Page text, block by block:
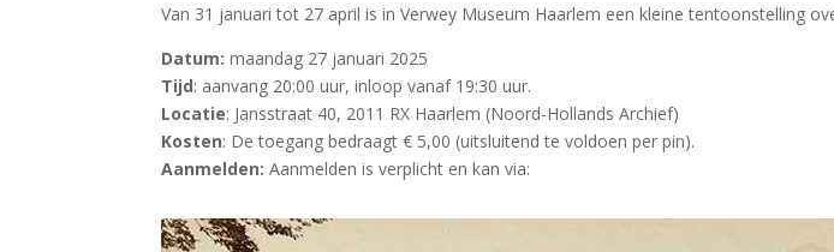
Van 31 januari tot 27 april is in Verwey Museum Haarlem een kleine tentoonstelling
Datum:maandag 27 januari 2025
Tijd: aanvang 20:00 uur, inloop vanaf 19:30 uur.
Locatie: Jansstraat 40, 2011 RX Haarlem (Noord-Hollands Archief)
Kosten: De toegang bedraagt € 5,00 (uitsluitend te voldoen per pin).
Aanmelden:Aanmelden is verplicht en kan via: